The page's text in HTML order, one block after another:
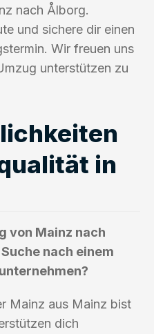
nach Ålborg.
und sichere dir einen
Wir freuen uns
unterstützen zu
in
von Mainz nach
nach einem
Mainz aus Mainz bist
dich